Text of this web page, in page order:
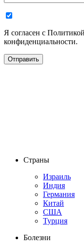
Я согласен с
конфиденциальности.
Страны
Израиль
Индия
Германия
Китай
США
Турция
Болезни